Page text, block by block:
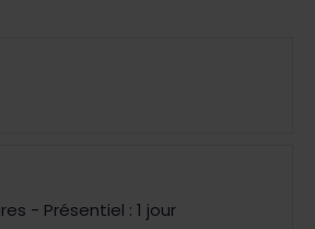
- Présentiel : 1 jour